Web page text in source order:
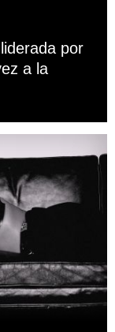
por
a la